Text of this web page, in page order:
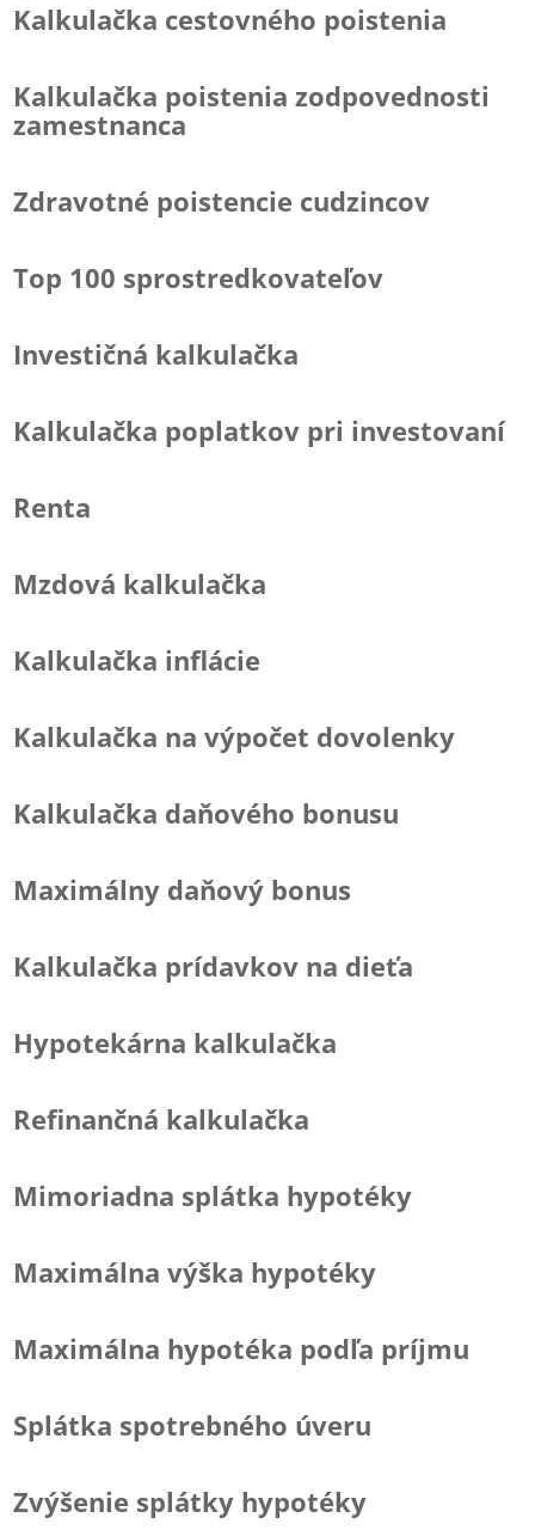
Kalkulačka cestovného poistenia
Kalkulačka poistenia zodpovednosti
zamestnanca
Zdravotné poistencie cudzincov
Top 100 sprostredkovateľov
Investičná kalkulačka
Kalkulačka poplatkov pri investovaní
Renta
Mzdová kalkulačka
Kalkulačka inflácie
Kalkulačka na výpočet dovolenky
Kalkulačka daňového bonusu
Maximálny daňový bonus
Kalkulačka prídavkov na dieťa
Hypotekárna kalkulačka
Refinančná kalkulačka
Mimoriadna splátka hypotéky
Maximálna výška hypotéky
Maximálna hypotéka podľa príjmu
Splátka spotrebného úveru
Zvýšenie splátky hypotéky